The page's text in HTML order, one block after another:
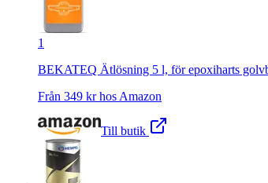
1
BEKATEQ Ätlösning 5 l, för epoxiharts
Från 349 kr hos Amazon
Till butik